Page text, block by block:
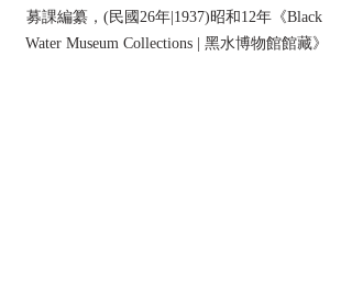
募課編纂，(民國26年|1937)昭和12年《Black
Water Museum Collections | 黑水博物館館藏》